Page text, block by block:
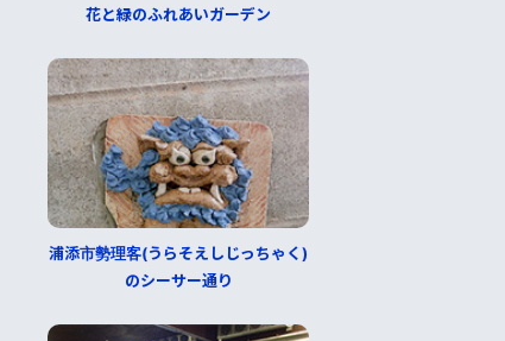
花と緑のふれあいガーデン
浦添市勢理客(うらそえしじっちゃく)
のシーサー通り